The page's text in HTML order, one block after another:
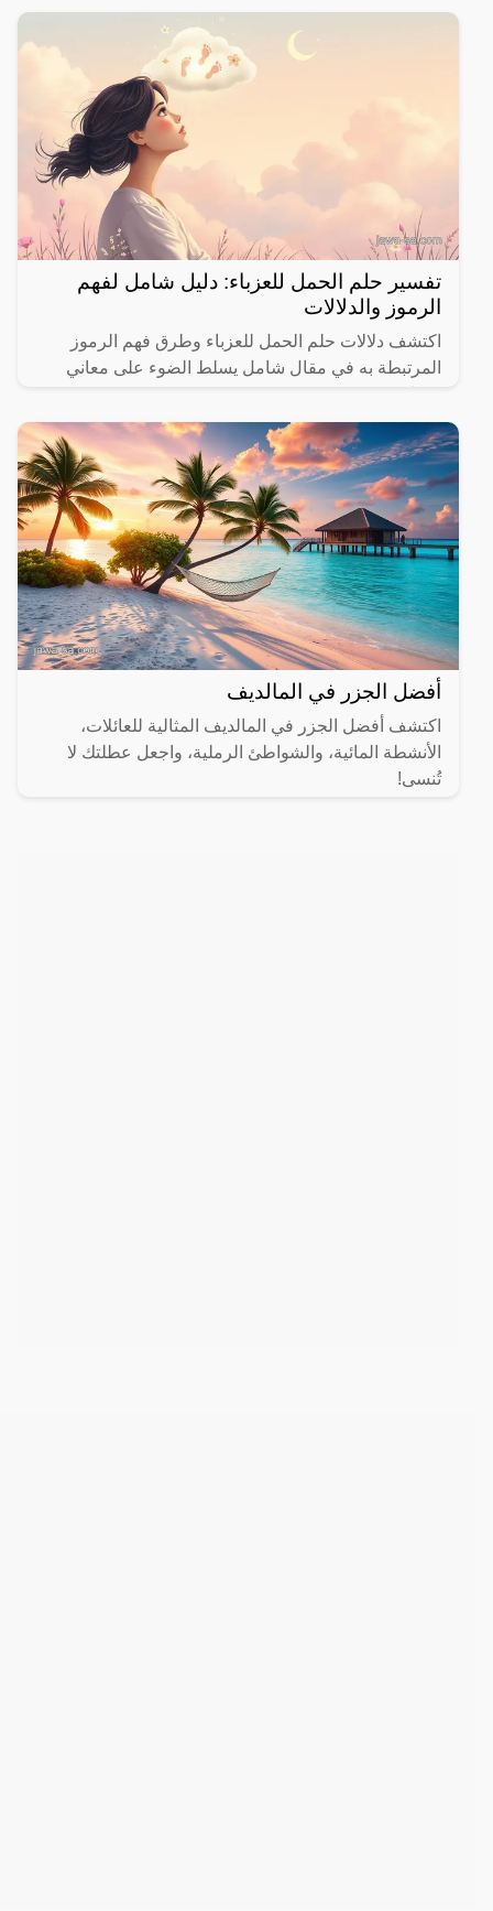
تفسير حلم الحمل للعزباء: دليل شامل لفهم
الرموز والدلالات
اكتشف دلالات حلم الحمل للعزباء وطرق فهم الرموز
المرتبطة به في مقال شامل يسلط الضوء على معاني
أفضل الجزر في المالديف
اكتشف أفضل الجزر في المالديف المثالية للعائلات،
الأنشطة المائية، والشواطئ الرملية، واجعل عطلتك لا
تُنسى!